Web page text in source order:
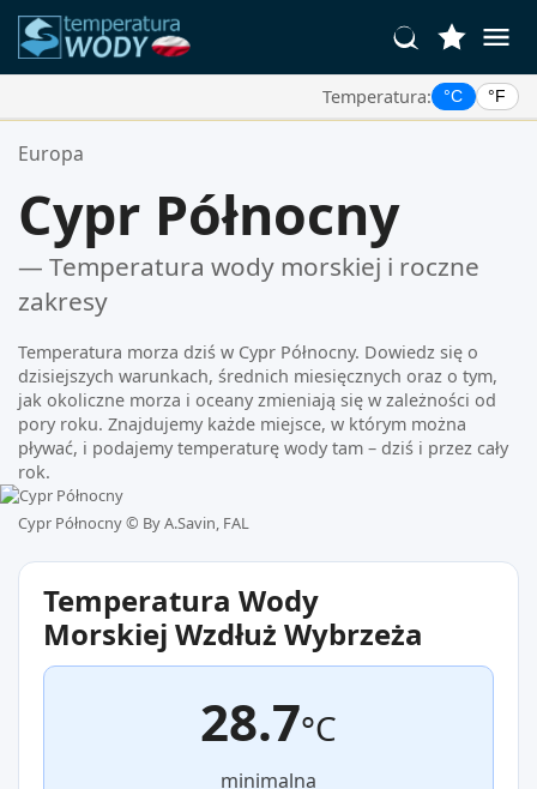
Temperatura: °C °F
Twoje Ulubione Lokalizacje:
Europa
Cypr Północny
— Temperatura wody morskiej i roczne
zakresy
Temperatura morza dziś w Cypr Północny. Dowiedz się o
dzisiejszych warunkach, średnich miesięcznych oraz o tym,
jak okoliczne morza i oceany zmieniają się w zależności od
pory roku. Znajdujemy każde miejsce, w którym można
pływać, i podajemy temperaturę wody tam – dziś i przez cały
rok.
Cypr Północny © By A.Savin, FAL
Temperatura Wody
Morskiej Wzdłuż Wybrzeża
28.7°C
minimalna